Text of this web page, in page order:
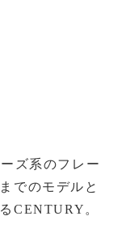
ズ系のフレー
でのモデルと
CENTURY。